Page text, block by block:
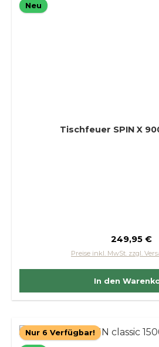
Neu
Tischfeuer SPIN X
Regulärer
249,95 €
Preise inkl. MwSt. zzgl.
In den
Nur 6 Verfügbar!